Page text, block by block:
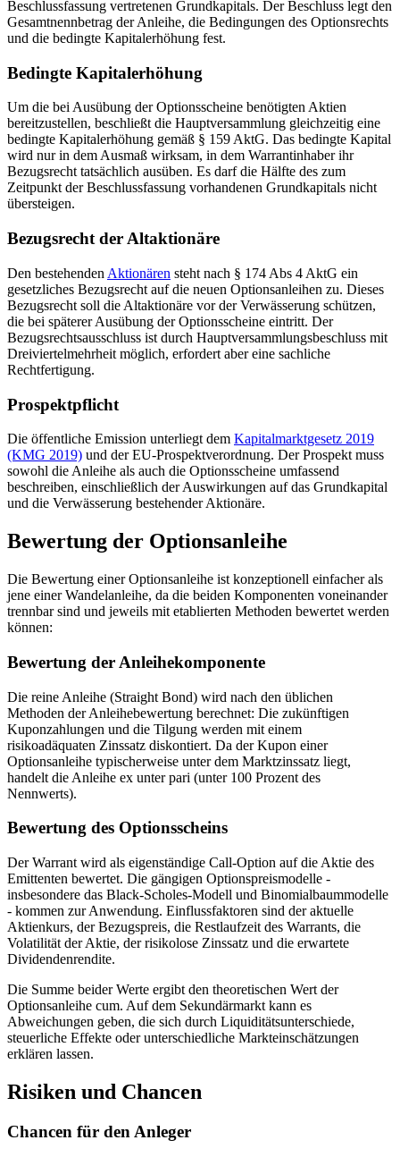
Beschlussfassung vertretenen Grundkapitals. Der Beschluss legt den
Gesamtnennbetrag der Anleihe, die Bedingungen des Optionsrechts
und die bedingte Kapitalerhöhung fest.
Bedingte Kapitalerhöhung
Um die bei Ausübung der Optionsscheine benötigten Aktien
bereitzustellen, beschließt die Hauptversammlung gleichzeitig eine
bedingte Kapitalerhöhung gemäß § 159 AktG. Das bedingte Kapital
wird nur in dem Ausmaß wirksam, in dem Warrantinhaber ihr
Bezugsrecht tatsächlich ausüben. Es darf die Hälfte des zum
Zeitpunkt der Beschlussfassung vorhandenen Grundkapitals nicht
übersteigen.
Bezugsrecht der Altaktionäre
Den bestehenden Aktionären steht nach § 174 Abs 4 AktG ein
gesetzliches Bezugsrecht auf die neuen Optionsanleihen zu. Dieses
Bezugsrecht soll die Altaktionäre vor der Verwässerung schützen,
die bei späterer Ausübung der Optionsscheine eintritt. Der
Bezugsrechtsausschluss ist durch Hauptversammlungsbeschluss mit
Dreiviertelmehrheit möglich, erfordert aber eine sachliche
Rechtfertigung.
Prospektpflicht
Die öffentliche Emission unterliegt dem Kapitalmarktgesetz 2019
(KMG 2019) und der EU-Prospektverordnung. Der Prospekt muss
sowohl die Anleihe als auch die Optionsscheine umfassend
beschreiben, einschließlich der Auswirkungen auf das Grundkapital
und die Verwässerung bestehender Aktionäre.
Bewertung der Optionsanleihe
Die Bewertung einer Optionsanleihe ist konzeptionell einfacher als
jene einer Wandelanleihe, da die beiden Komponenten voneinander
trennbar sind und jeweils mit etablierten Methoden bewertet werden
können:
Bewertung der Anleihekomponente
Die reine Anleihe (Straight Bond) wird nach den üblichen
Methoden der Anleihebewertung berechnet: Die zukünftigen
Kuponzahlungen und die Tilgung werden mit einem
risikoadäquaten Zinssatz diskontiert. Da der Kupon einer
Optionsanleihe typischerweise unter dem Marktzinssatz liegt,
handelt die Anleihe ex unter pari (unter 100 Prozent des
Nennwerts).
Bewertung des Optionsscheins
Der Warrant wird als eigenständige Call-Option auf die Aktie des
Emittenten bewertet. Die gängigen Optionspreismodelle -
insbesondere das Black-Scholes-Modell und Binomialbaummodelle
- kommen zur Anwendung. Einflussfaktoren sind der aktuelle
Aktienkurs, der Bezugspreis, die Restlaufzeit des Warrants, die
Volatilität der Aktie, der risikolose Zinssatz und die erwartete
Dividendenrendite.
Die Summe beider Werte ergibt den theoretischen Wert der
Optionsanleihe cum. Auf dem Sekundärmarkt kann es
Abweichungen geben, die sich durch Liquiditätsunterschiede,
steuerliche Effekte oder unterschiedliche Markteinschätzungen
erklären lassen.
Risiken und Chancen
Chancen für den Anleger